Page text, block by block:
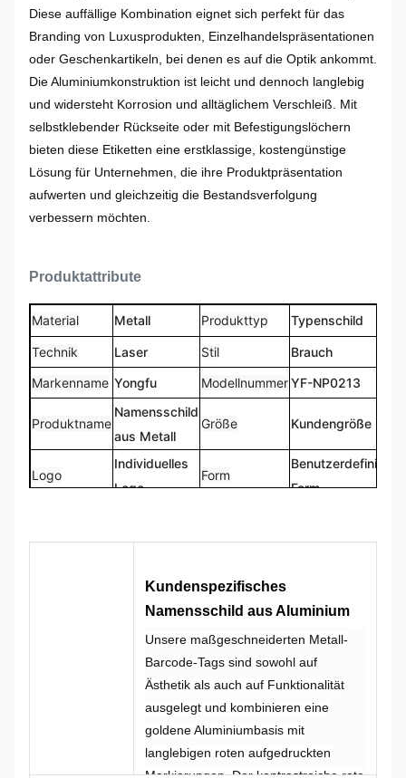
Diese auffällige Kombination eignet sich perfekt für das
Branding von Luxusprodukten, Einzelhandelspräsentationen
oder Geschenkartikeln, bei denen es auf die Optik ankommt.
Die Aluminiumkonstruktion ist leicht und dennoch langlebig
und widersteht Korrosion und alltäglichem Verschleiß. Mit
selbstklebender Rückseite oder mit Befestigungslöchern
bieten diese Etiketten eine erstklassige, kostengünstige
Lösung für Unternehmen, die ihre Produktpräsentation
aufwerten und gleichzeitig die Bestandsverfolgung
verbessern möchten.
Produktattribute
Material Metall Produkttyp Typenschild
Technik Laser Stil
Brauch
Markenname Yongfu ModellnummerYF-NP0213
Produktname
Namensschild
aus Metall
Größe Kundengröße
Logo
Individuelles
Logo
Form
Benutzerdefinierte
Form
Farbe
Pantone, RAL Design
Kundenspezifisches
Namensschild aus Aluminium
Unsere maßgeschneiderten Metall-
Barcode-Tags sind sowohl auf
Ästhetik als auch auf Funktionalität
ausgelegt und kombinieren eine
goldene Aluminiumbasis mit
langlebigen roten aufgedruckten